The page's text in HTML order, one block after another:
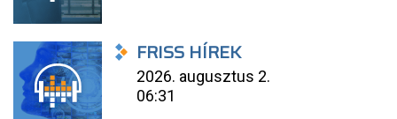
FRISS HÍREK
2026. augusztus 2.
06:31